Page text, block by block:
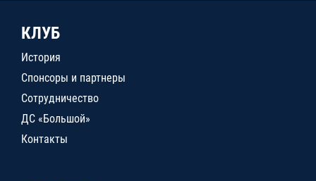
КЛУБ
История
Спонсоры и партнеры
Сотрудничество
ДС «Большой»
Контакты